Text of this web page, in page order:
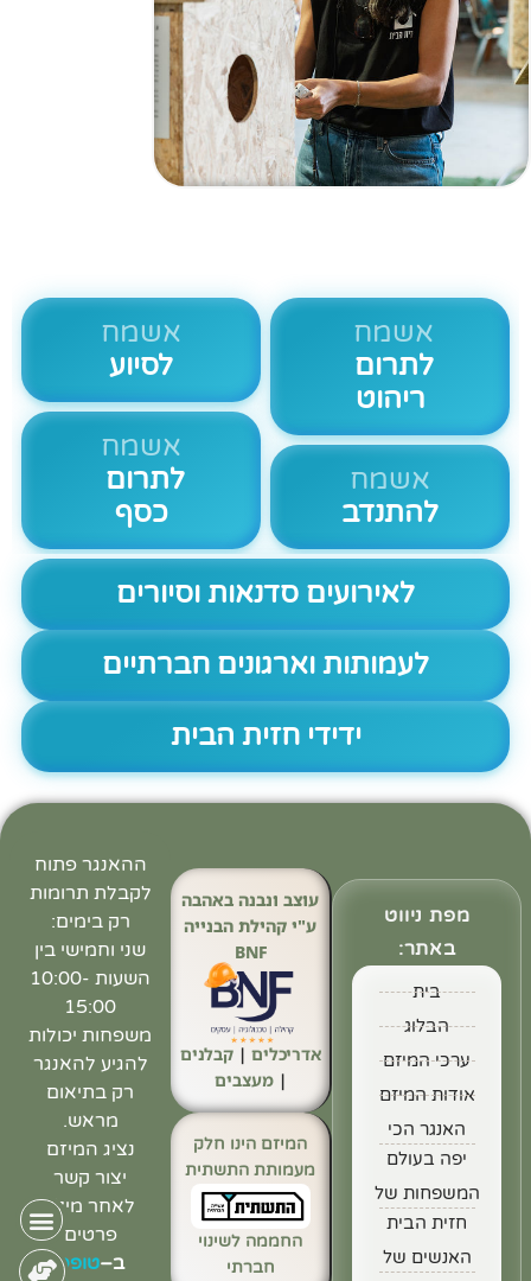
אשמח
לתרום
ריהוט
אשמח
להתנדב
אשמח
לסיוע
אשמח
לתרום
כסף
לאירועים סדנאות וסיורים
לעמותות וארגונים חברתיים
ידידי חזית הבית
מפת ניווט
באתר:
בית
הבלוג
ערכי המיזם
אודות המיזם
האנגר הכי
יפה בעולם
המשפחות של
חזית הבית
האנשים של
ההאנגר פתוח
לקבלת תרומות
רק בימים:
שני וחמישי בין
השעות 10:00-
15:00
משפחות יכולות
להגיע להאנגר
רק בתיאום
מראש.
נציג המיזם
יצור קשר
לאחר מילוי
פרטים
ב–טופס
עוצב ונבנה באהבה
ע"י קהילת הבנייה
BNF
אדריכלים | קבלנים
|מעצבים
המיזם הינו חלק
מעמותת התשתית
החממה לשינוי
חברתי